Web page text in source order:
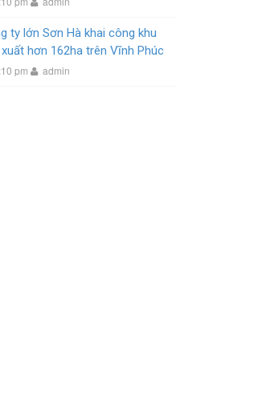
ty lớn Sơn Hà khai công khu
hơn 162ha trên Vĩnh Phúc
pm admin